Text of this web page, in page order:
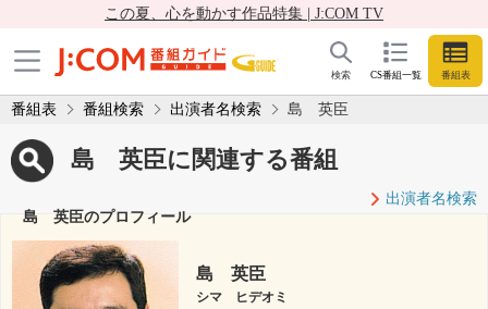
この夏、心を動かす作品特集 | J:COM TV
CS番組一覧 番組表
検索
番組表 番組検索 出演者名検索 島 英臣
島 英臣に関連する番組
出演者名検索
島 英臣のプロフィール
島 英臣
シマ ヒデオミ